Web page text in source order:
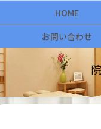
HOME
お問い合わせ